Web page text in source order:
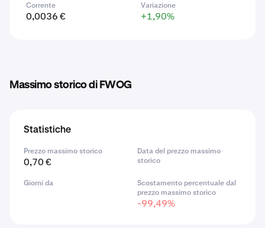
Corrente
0,0036 €
Variazione
+1,90%
Massimo storico di FWOG
Statistiche
Prezzo massimo storico
0,70 €
Data del prezzo massimo
storico
Giorni da
Scostamento percentuale dal
prezzo massimo storico
-99,49%